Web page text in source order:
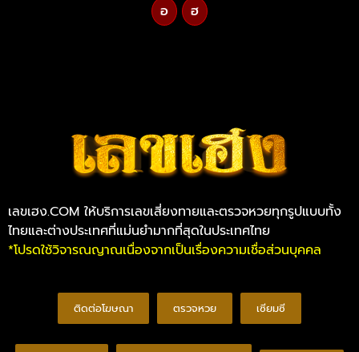
อ ฮ
เลขเฮง.COM ให้บริการเลขเสี่ยงทายและตรวจหวยทุกรูปแบบทั้ง
ไทยและต่างประเทศที่แม่นยำมากที่สุดในประเทศไทย
*โปรดใช้วิจารณญาณเนื่องจากเป็นเรื่องความเชื่อส่วนบุคคล
ติดต่อโฆษณา ตรวจหวย เซียมซี